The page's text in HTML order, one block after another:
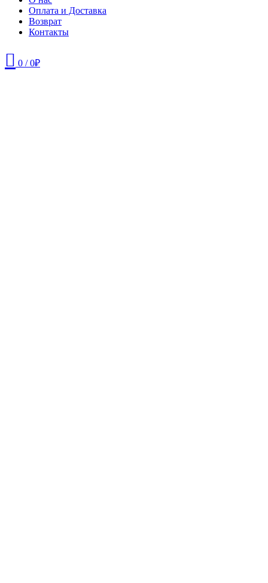
Оплата и Доставка
Возврат
Контакты
0 / 0₽